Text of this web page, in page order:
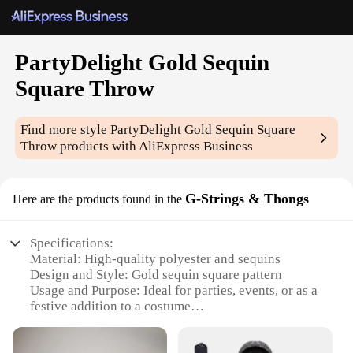
PartyDelight Gold Sequin
Square Throw
Find more stylePartyDelight Gold Sequin Square
Throw products with AliExpress Business
Here are the products found in the G-Strings & Thongs
Specifications:
Material: High-quality polyester and sequins
Design and Style: Gold sequin square pattern
Usage and Purpose: Ideal for parties, events, or as a
festive addition to a costume